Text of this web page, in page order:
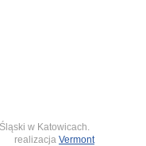
w Katowicach.
realizacja Vermont